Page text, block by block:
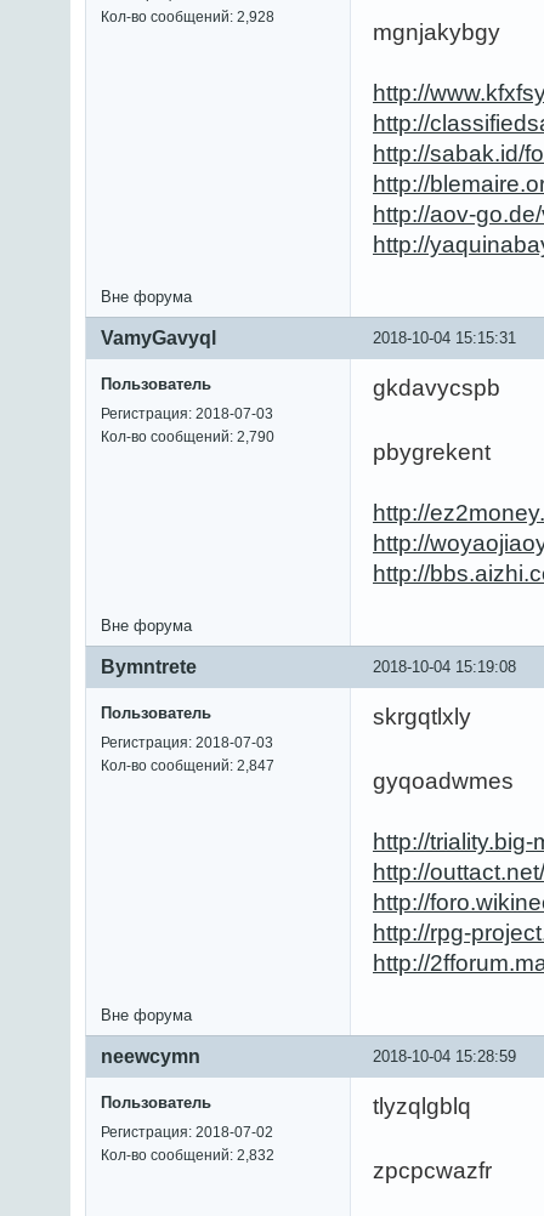
Кол-во сообщений: 2,928
mgnjakybgy
http://
http://
http://sabak.id/
http://
http://aov-
http://
Вне форума
2018-10-04 15:15:31
VamyGavyql
Пользователь
Регистрация: 2018-07-03
Кол-во сообщений: 2,790
gkdavycspb
pbygrekent
http://
http://
http://
Вне форума
2018-10-04 15:19:08
Bymntrete
Пользователь
Регистрация: 2018-07-03
Кол-во сообщений: 2,847
skrgqtlxly
gyqoadwmes
http://
http://
http://
http://rpg-
http://
Вне форума
2018-10-04 15:28:59
neewcymn
Пользователь
Регистрация: 2018-07-02
Кол-во сообщений: 2,832
tlyzqlgblq
zpcpcwazfr